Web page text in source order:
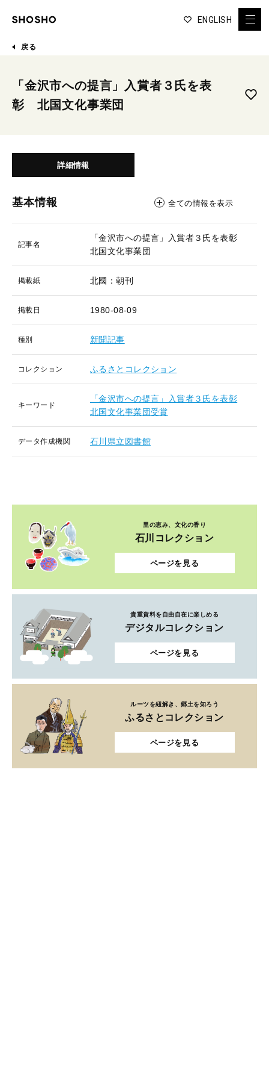
ENGLISH
戻る
「金沢市への提言」入賞者３氏を表
彰 北国文化事業団
詳細情報
基本情報 全ての情報を表示
記事名
「金沢市への提言」入賞者３氏を表彰
北国文化事業団
掲載紙 北國：朝刊
掲載日 1980-08-09
種別 新聞記事
コレクション ふるさとコレクション
キーワード
「金沢市への提言」入賞者３氏を表彰
北国文化事業団受賞
データ作成機関 石川県立図書館
里の恵み、文化の香り
石川コレクション
ページを見る
貴重資料を自由自在に楽しめる
デジタルコレクション
ページを見る
ルーツを紐解き、郷土を知ろう
ふるさとコレクション
ページを見る